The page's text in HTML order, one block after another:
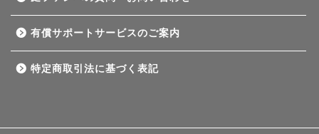
有償サポートサービスのご案内
特定商取引法に基づく表記